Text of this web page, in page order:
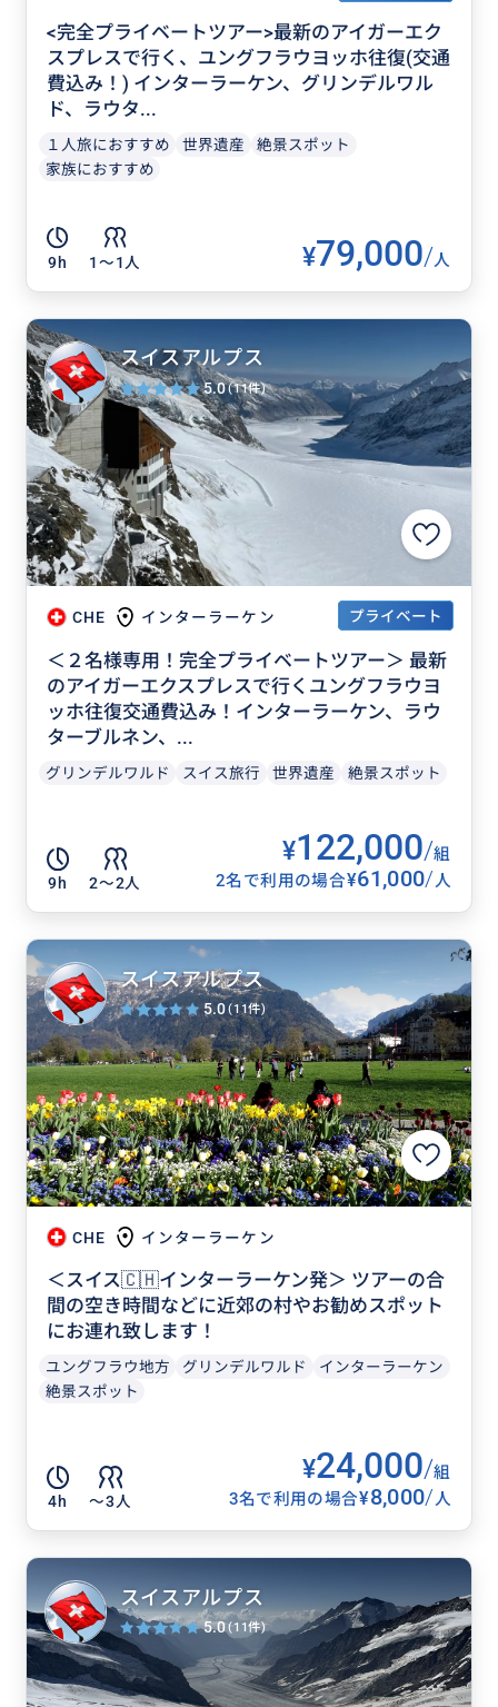
<完全プライベートツアー>最新のアイガーエク
スプレスで行く、ユングフラウヨッホ往復(交通
費込み！) インターラーケン、グリンデルワル
ド、ラウタ...
１人旅におすすめ 世界遺産
絶景スポット
家族におすすめ
9h 1〜1人 ¥79,000/人
CHE インターラーケン プライベート
＜２名様専用！完全プライベートツアー＞ 最新
のアイガーエクスプレスで行くユングフラウヨ
ッホ往復交通費込み！インターラーケン、ラウ
ターブルネン、...
グリンデルワルド スイス旅行 世界遺産 絶景スポット
9h 2〜2人
¥122,000/組
2名で利用の場合¥61,000/人
スイスアルプス
5.0(11件)
CHE インターラーケン
＜スイス🇨🇭インターラーケン発＞ ツアーの合
間の空き時間などに近郊の村やお勧めスポット
にお連れ致します！
ユングフラウ地方 グリンデルワルド
インターラーケン
絶景スポット
4h 〜3人
¥24,000/組
3名で利用の場合¥8,000/人
スイスアルプス
5.0(11件)
スイスアルプス
5.0(11件)